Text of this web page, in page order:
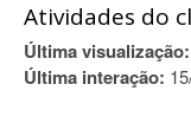
Atividades do
Última visualização:
Última interação: